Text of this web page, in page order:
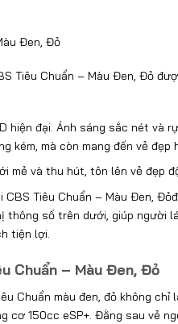
Tiêu Chuẩn – Màu Đen, Đỏ
hiện đại. Ánh sáng sắc nét và
kém, mà còn mang đến vẻ
mẻ và thu hút, tôn lên vẻ đẹp
CBS Tiêu Chuẩn – Màu Đen,
thông số trên dưới, giúp người
tiện lợi.
Chuẩn – Màu Đen, Đỏ
Chuẩn màu đen, đỏ không
cơ 150cc eSP+. Đằng sau vẻ